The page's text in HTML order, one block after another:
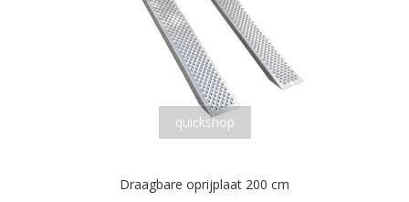
quickshop
Draagbare oprijplaat 200 cm